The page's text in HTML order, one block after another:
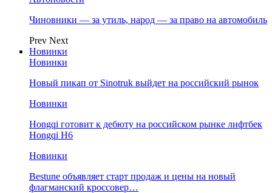
Чиновники — за утиль, народ — за право на автомобиль
Prev Next
Новинки
Новинки
Новый пикап от Sinotruk выйдет на российский рынок
Новинки
Hongqi готовит к дебюту на российском рынке лифтбек
Hongqi H6
Новинки
Bestune объявляет старт продаж и цены на новый
флагманский кроссовер…